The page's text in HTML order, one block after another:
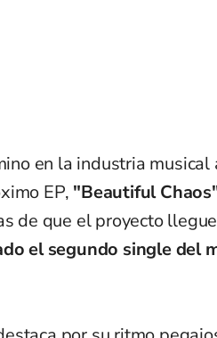
en la industria
EP, "Beautiful
de que el proyecto
el segundo single del